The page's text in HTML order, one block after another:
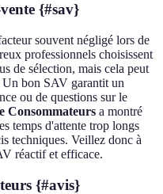
{#sav}
souvent négligé lors de
professionnels choisissent
de sélection, mais cela peut
Un bon SAV garantit un
ou de questions sur le
Consommateurs a montré
temps d'attente trop longs
techniques. Veillez donc à
réactif et efficace.
{#avis}